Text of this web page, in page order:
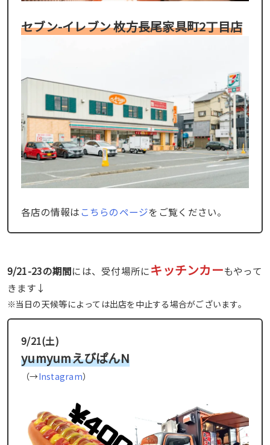
セブン-イレブン 枚方長尾家具町2丁目店
各店の情報は こちらのページをご覧ください。
9/21-23の期間には、受付場所にキッチンカーもやって
きます↓
※当日の天候等によっては出店を中止する場合がございます。
9/21(土)
yumyumえびぱんN
（→Instagram）